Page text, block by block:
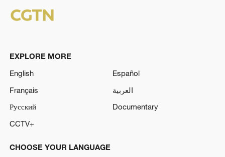
EXPLORE MORE
English
Español
Français
العربية
Русский
Documentary
CCTV+
CHOOSE YOUR LANGUAGE